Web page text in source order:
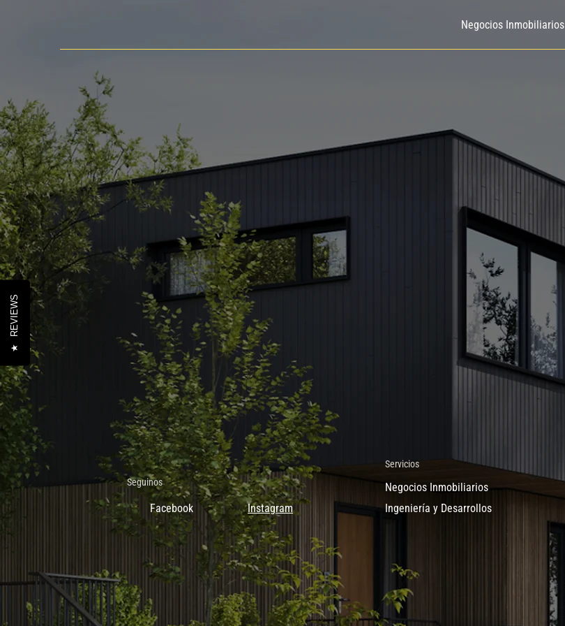
Negocios Inmobiliarios
Seguinos
Facebook Instagram
Servicios
Negocios Inmobiliarios
Ingeniería y Desarrollos
★
REVIEWS